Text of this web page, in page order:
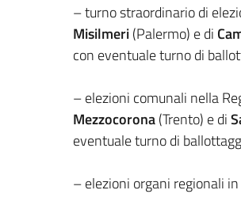
– turno straordinario di
Misilmeri(Palermo) e di
con eventuale turno di
– elezioni comunali nella
Mezzocorona(Trento) e di
eventuale turno di
– elezioni organi regionali in